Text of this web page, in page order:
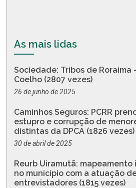
As mais lidas
Sociedade: Tribos de Roraima
Coelho (2807 vezes)
26 de junho de 2025
Caminhos Seguros: PCRR
estupro e corrupção de
distintas da DPCA (1826 vezes)
30 de abril de 2025
Reurb Uiramutã:
no município com a atuação
entrevistadores (1815 vezes)